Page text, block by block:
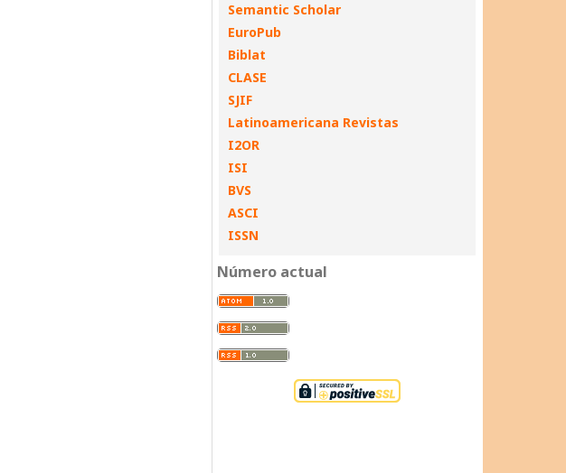
Semantic Scholar
EuroPub
Biblat
CLASE
SJIF
Latinoamericana Revistas
I2OR
ISI
BVS
ASCI
ISSN
Número actual